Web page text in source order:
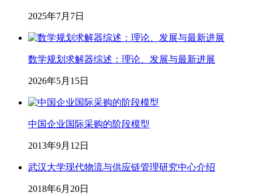
2025年7月7日
数学规划求解器综述：理论、发展与最新进展
2026年5月15日
中国企业国际采购的阶段模型
2013年9月12日
武汉大学现代物流与供应链管理研究中心介绍
2018年6月20日